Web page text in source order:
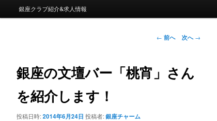
銀座クラブ紹介&求人情報
投稿ナビゲーシ
← 前へ 次へ→
銀座の文壇バー「桃宵」さん
を紹介します！
投稿日時:2014年6月24日 投稿者:銀座チャーム